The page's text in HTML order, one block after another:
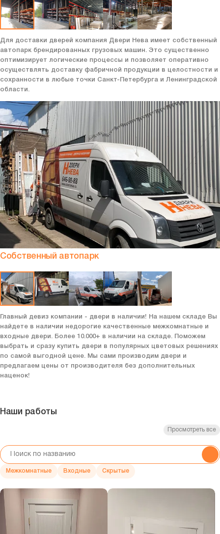
Для доставки дверей компания Двери Нева имеет собственный
автопарк брендированных грузовых машин. Это существенно
оптимизирует логические процессы и позволяет оперативно
осуществлять доставку фабричной продукции в целостности и
сохранности в любые точки Санкт-Петербурга и Ленинградской
области.
Собственный автопарк
Главный девиз компании - двери в наличии! На нашем складе Вы
найдете в наличии недорогие качественные межкомнатные и
входные двери. Более 10.000+ в наличии на складе. Поможем
выбрать и сразу купить двери в популярных цветовых решениях
по самой выгодной цене. Мы сами производим двери и
предлагаем цены от производителя без дополнительных
наценок!
Наши работы
Просмотреть все
Межкомнатные Входные Скрытые